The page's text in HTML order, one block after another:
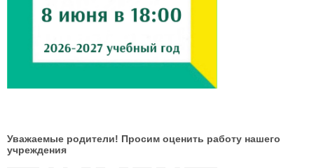
Уважаемые родители! Просим оценить работу нашего
учреждения